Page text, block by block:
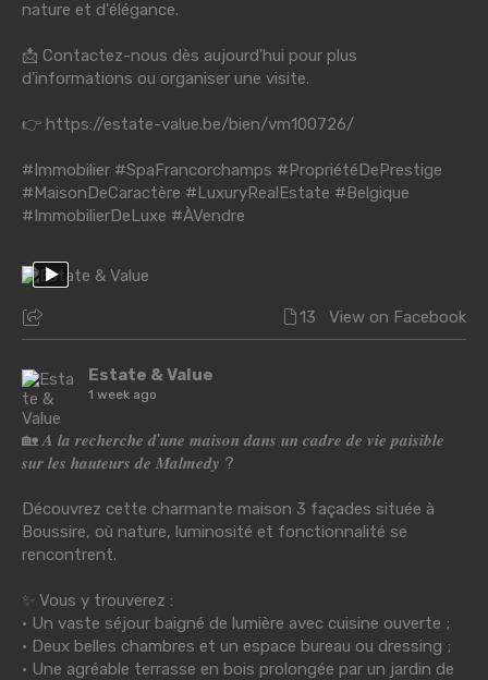
nature et d'élégance.
📩 Contactez-nous dès aujourd'hui pour plus
d'informations ou organiser une visite.
👉 https://estate-value.be/bien/vm100726/
#Immobilier #SpaFrancorchamps #PropriétéDePrestige
#MaisonDeCaractère #LuxuryRealEstate #Belgique
#ImmobilierDeLuxe #ÀVendre
13 View on Facebook
Estate & Value
1 week ago
🏡 𝑨 𝒍𝒂 𝒓𝒆𝒄𝒉𝒆𝒓𝒄𝒉𝒆 𝒅'𝒖𝒏𝒆 𝒎𝒂𝒊𝒔𝒐𝒏 𝒅𝒂𝒏𝒔 𝒖𝒏 𝒄𝒂𝒅𝒓𝒆 𝒅𝒆 𝒗𝒊𝒆 𝒑𝒂𝒊𝒔𝒊𝒃𝒍𝒆
𝒔𝒖𝒓 𝒍𝒆𝒔 𝒉𝒂𝒖𝒕𝒆𝒖𝒓𝒔 𝒅𝒆 𝑴𝒂𝒍𝒎𝒆𝒅𝒚 ?
Découvrez cette charmante maison 3 façades située à
Boussire, où nature, luminosité et fonctionnalité se
rencontrent.
✨ Vous y trouverez :
• Un vaste séjour baigné de lumière avec cuisine ouverte ;
• Deux belles chambres et un espace bureau ou dressing ;
• Une agréable terrasse en bois prolongée par un jardin de